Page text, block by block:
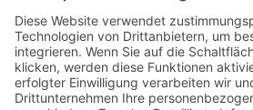
Juki – MO-50eN
569,00€
In den